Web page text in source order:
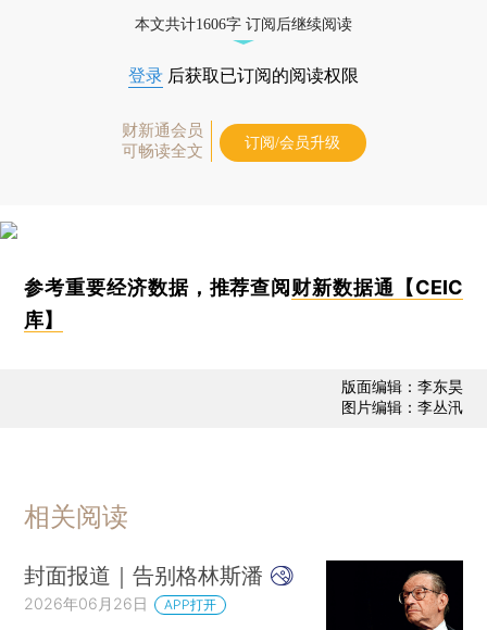
本文共计1606字 订阅后继续阅读
登录 后获取已订阅的阅读权限
财新通会员
可畅读全文
订阅/会员升级
参考重要经济数据，推荐查阅 财新数据通【CEIC
库】
版面编辑：李东昊
图片编辑：李丛汛
相关阅读
封面报道｜告别格林斯潘
2026年06月26日 APP打开